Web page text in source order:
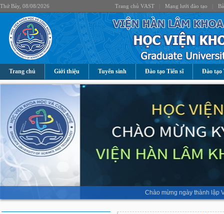
Thứ Bảy, 08/08/2026 Trang chủ VAST Mạng lưới đào tạo
Trang chủ Giới thiệu Tuyển sinh Đào tạo Tiến sĩ Đào tạo
Chào mừng ngày thành lập